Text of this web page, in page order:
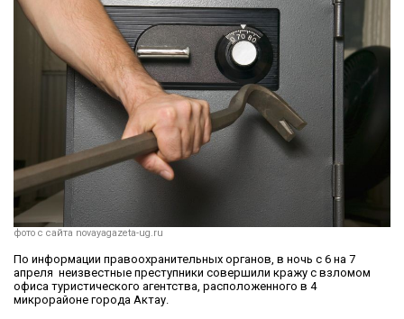
фото с сайта novayagazeta-ug.ru
По информации правоохранительных органов, в ночь с 6 на 7
апреля неизвестные преступники совершили кражу с взломом
офиса туристического агентства, расположенного в 4
микрорайоне города Актау.